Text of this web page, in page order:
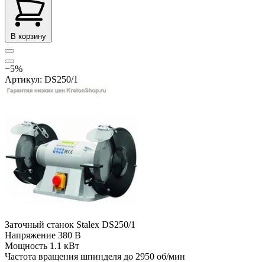
В корзину
−5%
Артикул: DS250/1
Заточный станок Stalex DS250/1
Напряжение 380 В
Мощность 1.1 кВт
Частота вращения шпинделя до 2950 об/мин